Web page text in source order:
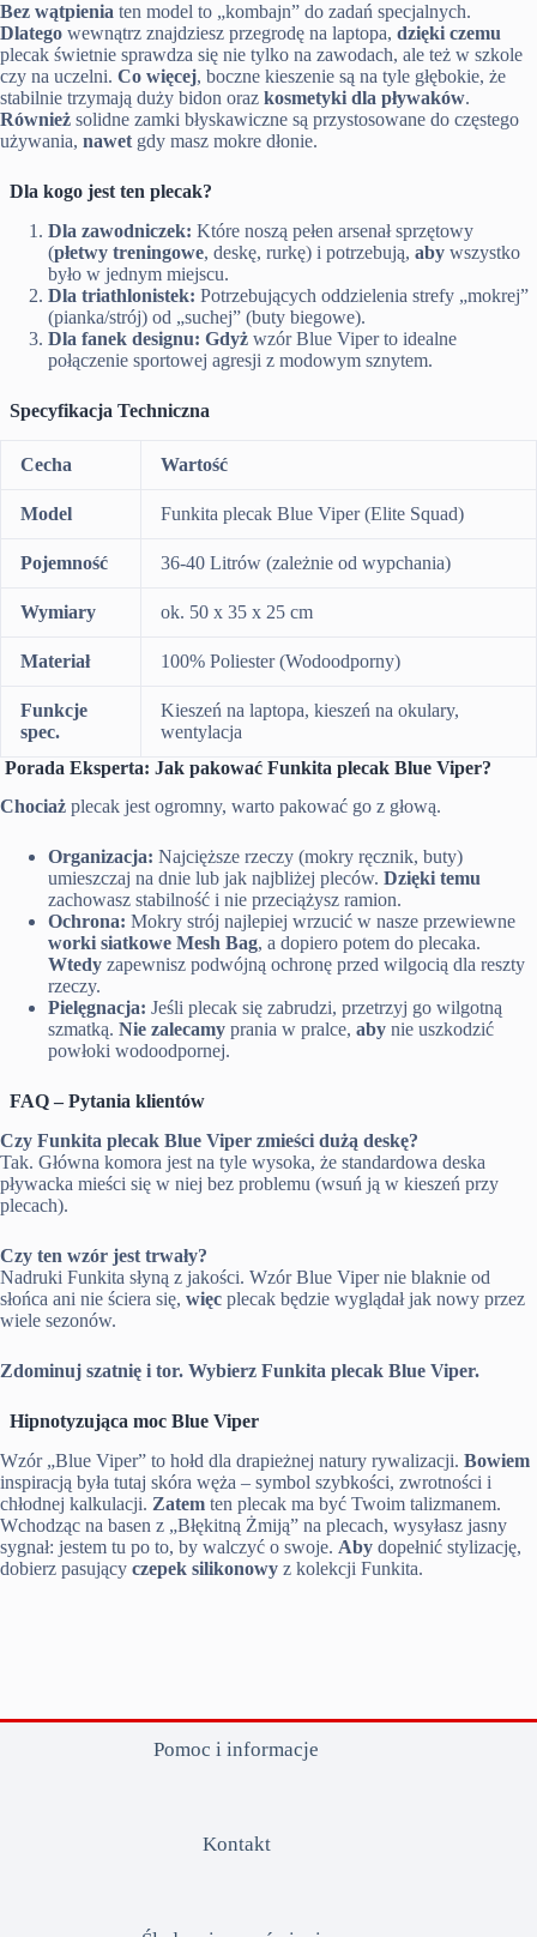
Bez wątpienia ten model to „kombajn” do zadań specjalnych.
Dlatego wewnątrz znajdziesz przegrodę na laptopa, dzięki czemu
plecak świetnie sprawdza się nie tylko na zawodach, ale też w szkole
czy na uczelni. Co więcej, boczne kieszenie są na tyle głębokie, że
stabilnie trzymają duży bidon oraz kosmetyki dla pływaków.
Również solidne zamki błyskawiczne są przystosowane do częstego
używania, nawet gdy masz mokre dłonie.
Dla kogo jest ten plecak?
Dla zawodniczek: Które noszą pełen arsenał sprzętowy
(płetwy treningowe, deskę, rurkę) i potrzebują, aby wszystko
było w jednym miejscu.
Dla triathlonistek: Potrzebujących oddzielenia strefy „mokrej”
(pianka/strój) od „suchej” (buty biegowe).
Dla fanek designu: Gdyż wzór Blue Viper to idealne
połączenie sportowej agresji z modowym sznytem.
Specyfikacja Techniczna
Cecha Wartość
Model Funkita plecak Blue Viper (Elite Squad)
Pojemność 36-40 Litrów (zależnie od wypchania)
Wymiary ok. 50 x 35 x 25 cm
Materiał 100% Poliester (Wodoodporny)
Funkcje
spec.
Kieszeń na laptopa, kieszeń na okulary,
wentylacja
Porada Eksperta: Jak pakować Funkita plecak Blue Viper?
Chociaż plecak jest ogromny, warto pakować go z głową.
Organizacja: Najcięższe rzeczy (mokry ręcznik, buty)
umieszczaj na dnie lub jak najbliżej pleców. Dzięki temu
zachowasz stabilność i nie przeciążysz ramion.
Ochrona: Mokry strój najlepiej wrzucić w nasze przewiewne
worki siatkowe Mesh Bag, a dopiero potem do plecaka.
Wtedy zapewnisz podwójną ochronę przed wilgocią dla reszty
rzeczy.
Pielęgnacja: Jeśli plecak się zabrudzi, przetrzyj go wilgotną
szmatką. Nie zalecamy prania w pralce, aby nie uszkodzić
powłoki wodoodpornej.
FAQ – Pytania klientów
Czy Funkita plecak Blue Viper zmieści dużą deskę?
Tak. Główna komora jest na tyle wysoka, że standardowa deska
pływacka mieści się w niej bez problemu (wsuń ją w kieszeń przy
plecach).
Czy ten wzór jest trwały?
Nadruki Funkita słyną z jakości. Wzór Blue Viper nie blaknie od
słońca ani nie ściera się, więc plecak będzie wyglądał jak nowy przez
wiele sezonów.
Zdominuj szatnię i tor. Wybierz Funkita plecak Blue Viper.
Hipnotyzująca moc Blue Viper
Wzór „Blue Viper” to hołd dla drapieżnej natury rywalizacji. Bowiem
inspiracją była tutaj skóra węża – symbol szybkości, zwrotności i
chłodnej kalkulacji. Zatem ten plecak ma być Twoim talizmanem.
Wchodząc na basen z „Błękitną Żmiją” na plecach, wysyłasz jasny
sygnał: jestem tu po to, by walczyć o swoje. Aby dopełnić stylizację,
dobierz pasujący czepek silikonowy z kolekcji Funkita.
Pomoc i informacje
Kontakt